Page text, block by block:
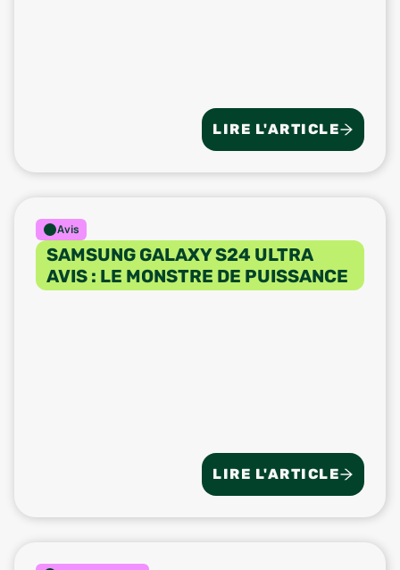
LIRE L'ARTICLE
Avis
SAMSUNG GALAXY S24 ULTRA
AVIS : LE MONSTRE DE PUISSANCE
LIRE L'ARTICLE